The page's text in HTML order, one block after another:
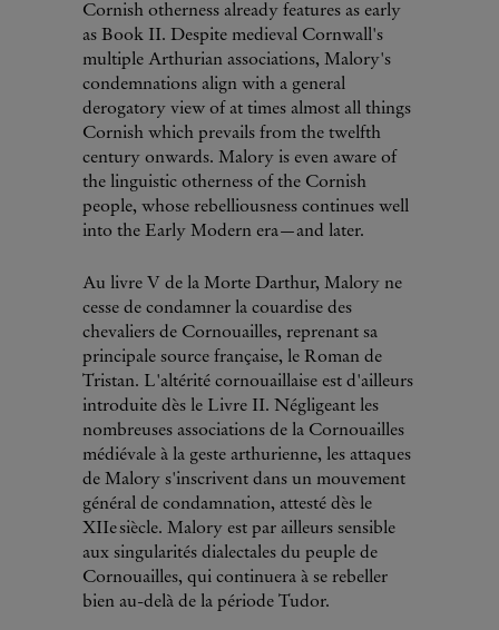
Cornish otherness already features as early
as Book II. Despite medieval Cornwall's
multiple Arthurian associations, Malory's
condemnations align with a general
derogatory view of at times almost all things
Cornish which prevails from the twelfth
century onwards. Malory is even aware of
the linguistic otherness of the Cornish
people, whose rebelliousness continues well
into the Early Modern era—and later.
Au livre V de la Morte Darthur, Malory ne
cesse de condamner la couardise des
chevaliers de Cornouailles, reprenant sa
principale source française, le Roman de
Tristan. L'altérité cornouaillaise est d'ailleurs
introduite dès le Livre II. Négligeant les
nombreuses associations de la Cornouailles
médiévale à la geste arthurienne, les attaques
de Malory s'inscrivent dans un mouvement
général de condamnation, attesté dès le
XIIe siècle. Malory est par ailleurs sensible
aux singularités dialectales du peuple de
Cornouailles, qui continuera à se rebeller
bien au-delà de la période Tudor.